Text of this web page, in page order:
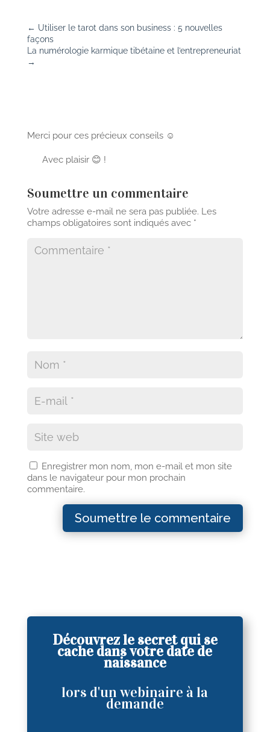
← Utiliser le tarot dans son business : 5 nouvelles
façons
La numérologie karmique tibétaine et l’entrepreneuriat
→
Merci pour ces précieux conseils ☺️
Avec plaisir 😊 !
Soumettre un commentaire
Votre adresse e-mail ne sera pas publiée. Les
champs obligatoires sont indiqués avec *
Enregistrer mon nom, mon e-mail et mon site
dans le navigateur pour mon prochain
commentaire.
Soumettre le commentaire
Découvrez le secret qui se
cache dans votre date de
naissance
lors d'un webinaire à la
demande